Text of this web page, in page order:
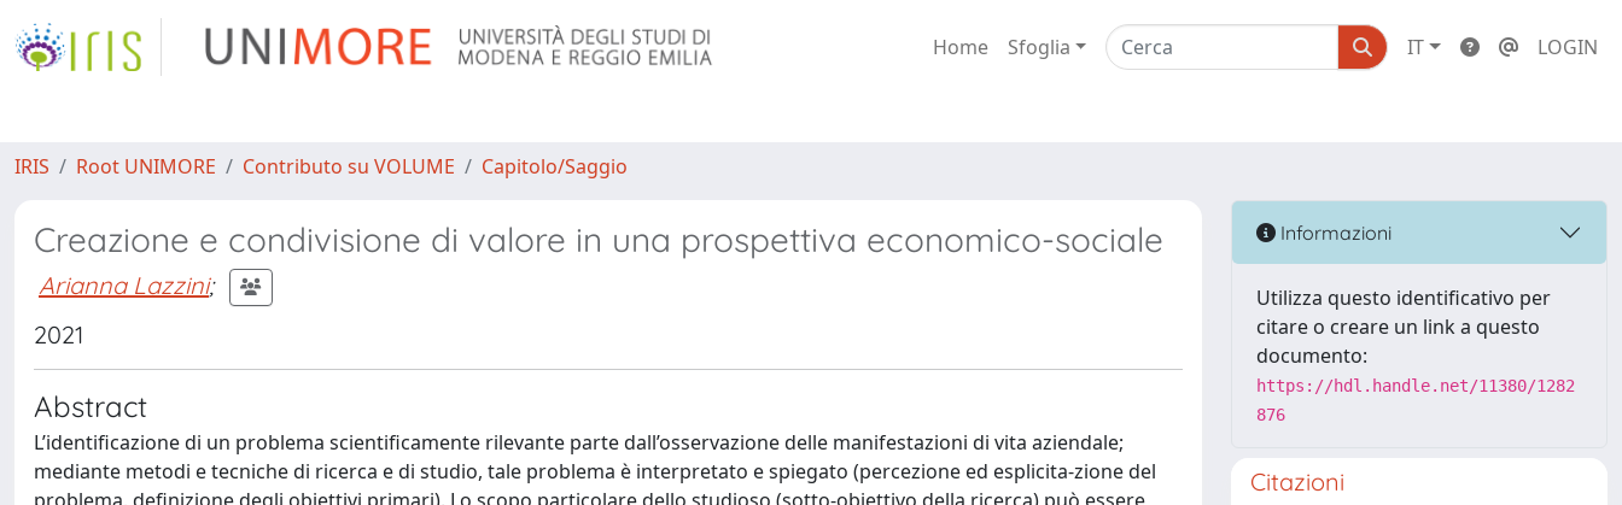
Home Sfoglia IT LOGIN
IRIS Root UNIMORE Contributo su VOLUME Capitolo/Saggio
Creazione e condivisione di valore in una prospettiva economico-sociale
Arianna Lazzini;
2021
Abstract
L’identificazione di un problema scientificamente rilevante parte dall’osservazione delle manifestazioni di vita aziendale;
mediante metodi e tecniche di ricerca e di studio, tale problema è interpretato e spiegato (percezione ed esplicita-zione del
Informazioni
Utilizza questo identificativo per
citare o creare un link a questo
documento:
https://hdl.handle.net/11380/1282
876
Citazioni